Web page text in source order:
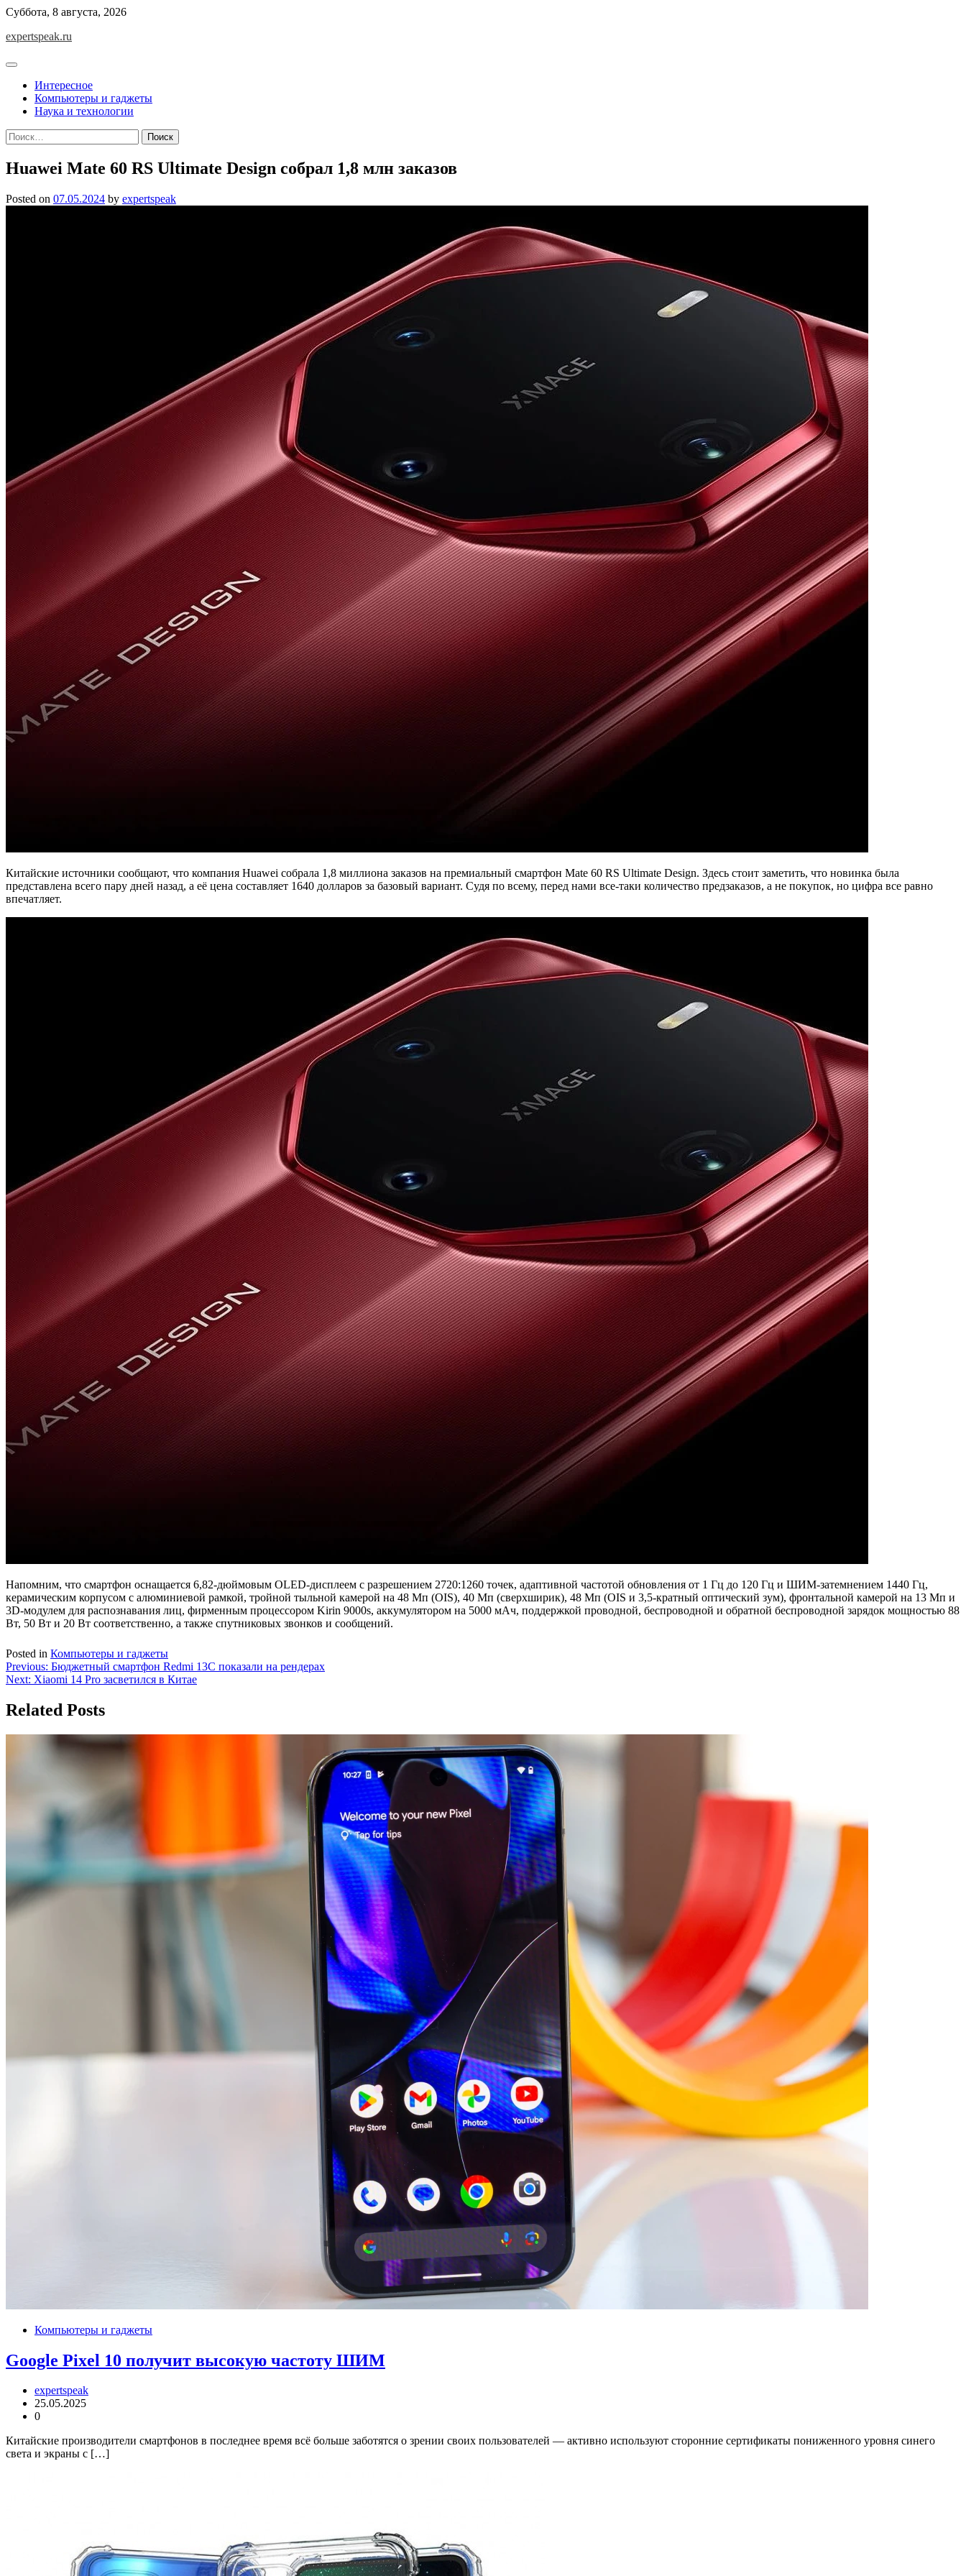
Skip
content
Суббота, 8 августа, 2026
expertspeak.ru
Интересное
Компьютеры и гаджеты
Наука и технологии
Найти:
Huawei Mate 60 RS Ultimate Design собрал 1,8 млн заказов
Posted on 07.05.2024 by expertspeak
Китайские источники сообщают, что компания Huawei собрала 1,8 миллиона заказов на премиальный смартфон Mate 60 RS Ultimate Design. Здесь стоит заметить, что новинка была
представлена всего пару дней назад, а её цена составляет 1640 долларов за базовый вариант. Судя по всему, перед нами все-таки количество предзаказов, а не покупок, но цифра все равно
впечатляет.
Напомним, что смартфон оснащается 6,82-дюймовым OLED-дисплеем с разрешением 2720:1260 точек, адаптивной частотой обновления от 1 Гц до 120 Гц и ШИМ-затемнением 1440 Гц,
керамическим корпусом с алюминиевой рамкой, тройной тыльной камерой на 48 Мп (OIS), 40 Мп (сверхширик), 48 Мп (OIS и 3,5-кратный оптический зум), фронтальной камерой на 13 Мп и
3D-модулем для распознавания лиц, фирменным процессором Kirin 9000s, аккумулятором на 5000 мАч, поддержкой проводной, беспроводной и обратной беспроводной зарядок мощностью 88
Вт, 50 Вт и 20 Вт соответственно, а также спутниковых звонков и сообщений.
Posted in Компьютеры и гаджеты
Навигация
по
записям
Previous: Бюджетный смартфон Redmi 13C показали на рендерах
Next: Xiaomi 14 Pro засветился в Китае
Related Posts
Компьютеры и гаджеты
Google Pixel 10 получит высокую частоту ШИМ
expertspeak
25.05.2025
0
Китайские производители смартфонов в последнее время всё больше заботятся о зрении своих пользователей — активно используют сторонние сертификаты пониженного уровня синего
света и экраны с […]